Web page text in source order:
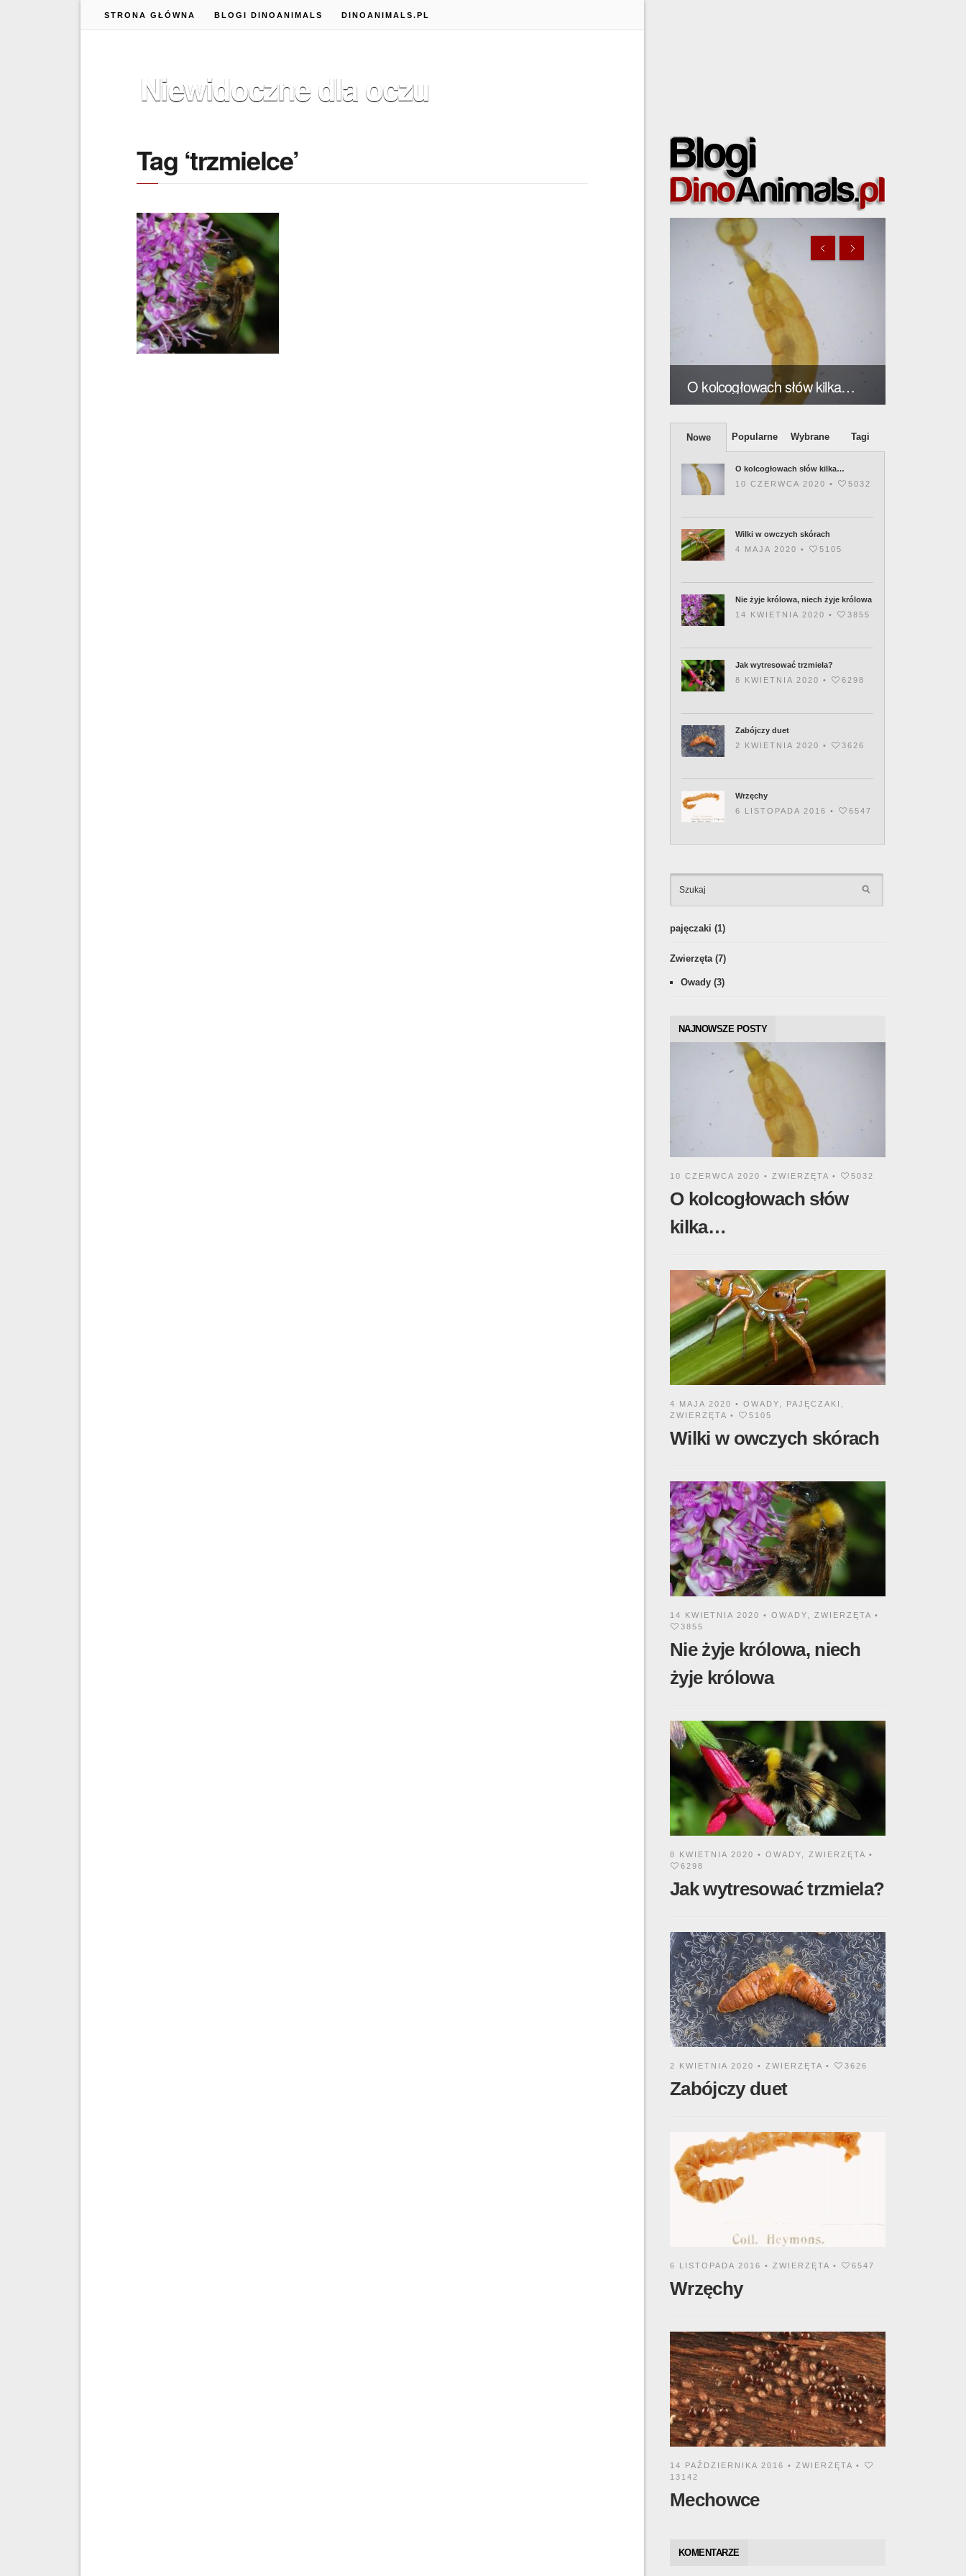
STRONA GŁÓWNA BLOGI DINOANIMALS DINOANIMALS.PL
Niewidoczne dla oczu
Tag ‘trzmielce’
14 KWIETNIA 2020
Nie żyje królowa, niech
żyje królowa
O kolcogłowach słów kilka…
Nowe Popularne Wybrane Tagi
O kolcogłowach słów kilka…
10 CZERWCA 2020 •
5032
Wilki w owczych skórach
4 MAJA 2020 •
5105
Nie żyje królowa, niech żyje królowa
14 KWIETNIA 2020 •
3855
Jak wytresować trzmiela?
8 KWIETNIA 2020 •
6298
Zabójczy duet
2 KWIETNIA 2020 •
3626
Wrzęchy
6 LISTOPADA 2016 •
6547
pajęczaki (1)
Zwierzęta(7)
Owady (3)
NAJNOWSZE POSTY
10 CZERWCA 2020 • ZWIERZĘTA • 5032
O kolcogłowach słów
kilka…
4 MAJA 2020 • OWADY PAJĘCZAKI
ZWIERZĘTA • 5105
Wilki w owczych skórach
14 KWIETNIA 2020 • OWADY ZWIERZĘTA •
3855
Nie żyje królowa, niech
żyje królowa
8 KWIETNIA 2020 • OWADY ZWIERZĘTA •
6298
Jak wytresować trzmiela?
2 KWIETNIA 2020 • ZWIERZĘTA • 3626
Zabójczy duet
6 LISTOPADA 2016 • ZWIERZĘTA • 6547
Wrzęchy
14 PAŹDZIERNIKA 2016 • ZWIERZĘTA •
13142
Mechowce
KOMENTARZE